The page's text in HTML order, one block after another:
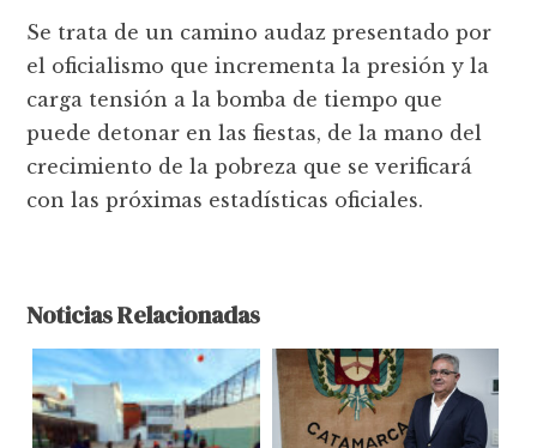
Se trata de un camino audaz presentado por
el oficialismo que incrementa la presión y la
carga tensión a la bomba de tiempo que
puede detonar en las fiestas, de la mano del
crecimiento de la pobreza que se verificará
con las próximas estadísticas oficiales.
Noticias Relacionadas